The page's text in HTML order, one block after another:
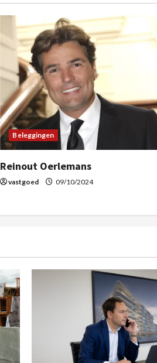
Beleggingen
Reinout Oerlemans
vastgoed 09/10/2024